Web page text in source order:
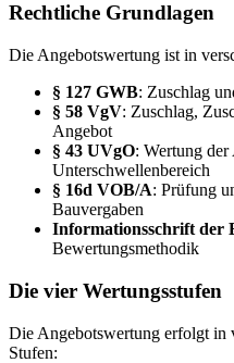
Rechtliche Grundlagen
Die Angebotswertung ist in
§ 127 GWB: Zuschlag
§ 58 VgV: Zuschlag,
Angebot
§ 43 UVgO: Wertung
Unterschwellenbereich
§ 16d VOB/A: Prüfung
Bauvergaben
Informationsschrift der
Bewertungsmethodik
Die vier Wertungsstufen
Die Angebotswertung erfolgt in
Stufen: